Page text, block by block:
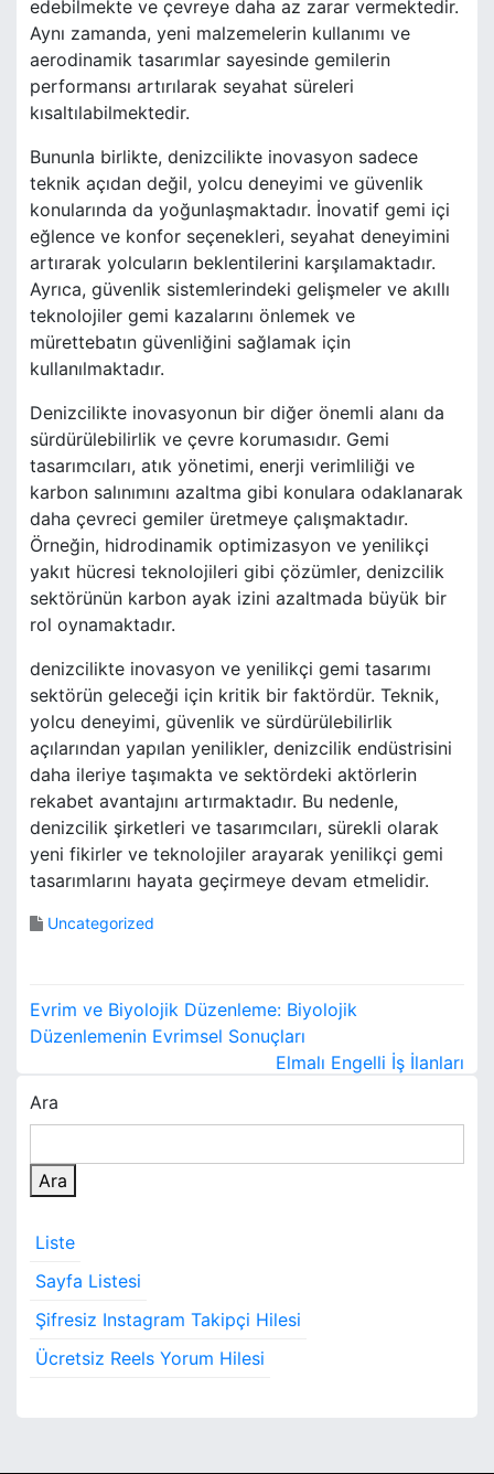
edebilmekte ve çevreye daha az zarar vermektedir.
Aynı zamanda, yeni malzemelerin kullanımı ve
aerodinamik tasarımlar sayesinde gemilerin
performansı artırılarak seyahat süreleri
kısaltılabilmektedir.
Bununla birlikte, denizcilikte inovasyon sadece
teknik açıdan değil, yolcu deneyimi ve güvenlik
konularında da yoğunlaşmaktadır. İnovatif gemi içi
eğlence ve konfor seçenekleri, seyahat deneyimini
artırarak yolcuların beklentilerini karşılamaktadır.
Ayrıca, güvenlik sistemlerindeki gelişmeler ve akıllı
teknolojiler gemi kazalarını önlemek ve
mürettebatın güvenliğini sağlamak için
kullanılmaktadır.
Denizcilikte inovasyonun bir diğer önemli alanı da
sürdürülebilirlik ve çevre korumasıdır. Gemi
tasarımcıları, atık yönetimi, enerji verimliliği ve
karbon salınımını azaltma gibi konulara odaklanarak
daha çevreci gemiler üretmeye çalışmaktadır.
Örneğin, hidrodinamik optimizasyon ve yenilikçi
yakıt hücresi teknolojileri gibi çözümler, denizcilik
sektörünün karbon ayak izini azaltmada büyük bir
rol oynamaktadır.
denizcilikte inovasyon ve yenilikçi gemi tasarımı
sektörün geleceği için kritik bir faktördür. Teknik,
yolcu deneyimi, güvenlik ve sürdürülebilirlik
açılarından yapılan yenilikler, denizcilik endüstrisini
daha ileriye taşımakta ve sektördeki aktörlerin
rekabet avantajını artırmaktadır. Bu nedenle,
denizcilik şirketleri ve tasarımcıları, sürekli olarak
yeni fikirler ve teknolojiler arayarak yenilikçi gemi
tasarımlarını hayata geçirmeye devam etmelidir.
Uncategorized
Y
a
z
ı
g
z
i
n
s
Evrim ve Biyolojik Düzenleme: Biyolojik
Düzenlemenin Evrimsel Sonuçları
Elmalı Engelli İş İlanları
Ara
Ara
Liste
Sayfa Listesi
Şifresiz Instagram Takipçi Hilesi
Ücretsiz Reels Yorum Hilesi